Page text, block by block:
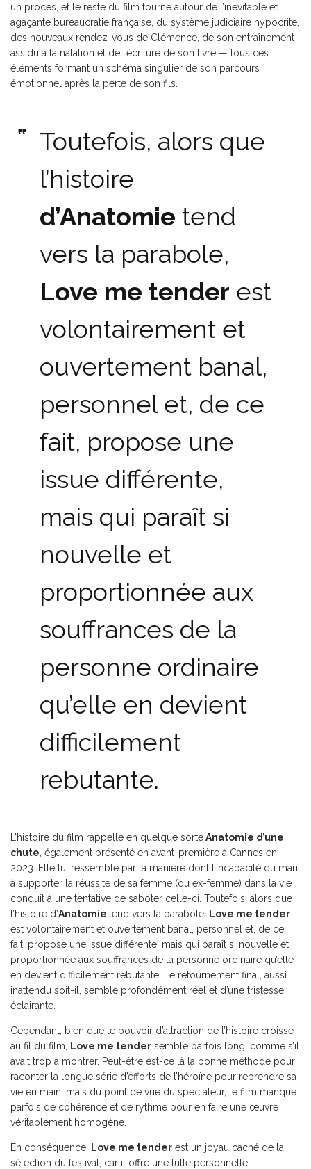
un procès, et le reste du film tourne autour de l’inévitable et
agaçante bureaucratie française, du système judiciaire hypocrite,
des nouveaux rendez-vous de Clémence, de son entraînement
assidu à la natation et de l’écriture de son livre — tous ces
éléments formant un schéma singulier de son parcours
émotionnel après la perte de son fils.
Toutefois, alors que
l’histoire
d’Anatomie tend
vers la parabole,
Love me tender est
volontairement et
ouvertement banal,
personnel et, de ce
fait, propose une
issue différente,
mais qui paraît si
nouvelle et
proportionnée aux
souffrances de la
personne ordinaire
qu’elle en devient
difficilement
rebutante.
L’histoire du film rappelle en quelque sorteAnatomie d’une
chute , également présenté en avant-première à Cannes en
2023. Elle lui ressemble par la manière dont l’incapacité du mari
à supporter la réussite de sa femme (ou ex-femme) dans la vie
conduit à une tentative de saboter celle-ci. Toutefois, alors que
l’histoire d’Anatomie tend vers la parabole,
Love me tender
est volontairement et ouvertement banal, personnel et, de ce
fait, propose une issue différente, mais qui paraît si nouvelle et
proportionnée aux souffrances de la personne ordinaire qu’elle
en devient difficilement rebutante. Le retournement final, aussi
inattendu soit-il, semble profondément réel et d’une tristesse
éclairante.
Cependant, bien que le pouvoir d’attraction de l’histoire croisse
au fil du film,
Love me tender semble parfois long, comme s’il
avait trop à montrer. Peut-être est-ce là la bonne méthode pour
raconter la longue série d’efforts de l’héroïne pour reprendre sa
vie en main, mais du point de vue du spectateur, le film manque
parfois de cohérence et de rythme pour en faire une œuvre
véritablement homogène.
En conséquence, Love me tender est un joyau caché de la
sélection du festival, car il offre une lutte personnelle